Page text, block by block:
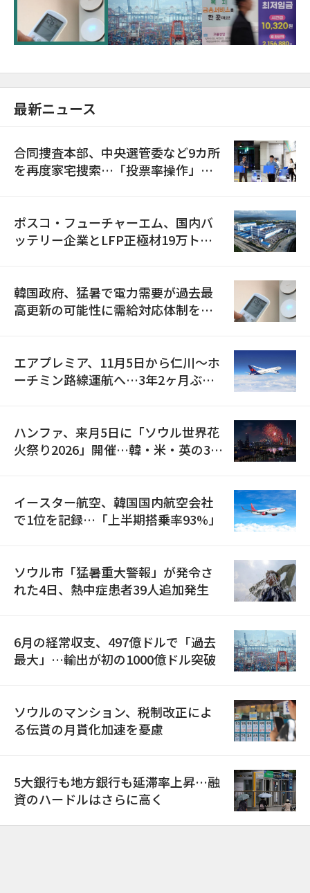
に需給対応体制を点検
最新ニュース
合同捜査本部、中央選管委など9カ所
を再度家宅捜索…「投票率操作」の
ポスコ・フューチャーエム、国内バ
ッテリー企業とLFP正極材19万トン
韓国政府、猛暑で電力需要が過去最
高更新の可能性に需給対応体制を点
エアプレミア、11月5日から仁川〜ホ
ーチミン路線運航へ…3年2ヶ月ぶり
ハンファ、来月5日に「ソウル世界花
火祭り2026」開催…韓・米・英の3カ
イースター航空、韓国国内航空会社
で1位を記録…「上半期搭乗率93%」
ソウル市「猛暑重大警報」が発令さ
れた4日、熱中症患者39人追加発生
6月の経常収支、497億ドルで「過去
最大」…輸出が初の1000億ドル突破
ソウルのマンション、税制改正によ
る伝貰の月貰化加速を憂慮
5大銀行も地方銀行も延滞率上昇…融
資のハードルはさらに高く